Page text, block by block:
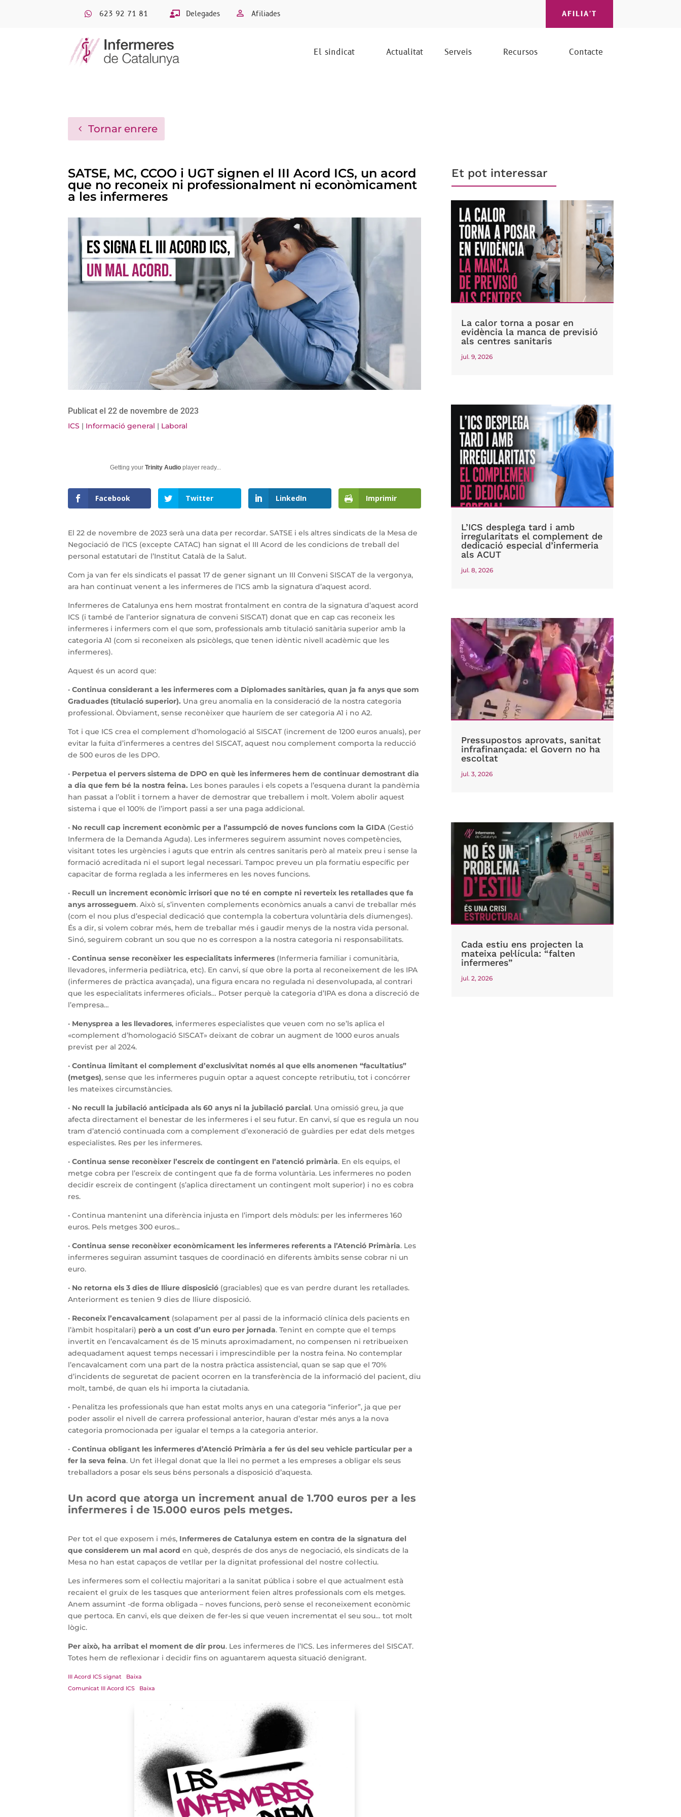
623 92 71 81 Delegades Afiliades AFILIA'T
El sindicat Actualitat Serveis Recursos Contacte
Tornar enrere
SATSE, MC, CCOO i UGT signen el III Acord ICS, un acord
que no reconeix ni professionalment ni econòmicament
a les infermeres
Publicat el 22 de novembre de 2023
ICS | Informació general | Laboral
Getting yourTrinity Audio player ready...
Facebook Twitter LinkedIn Imprimir
El 22 de novembre de 2023 serà una data per recordar. SATSE i els altres sindicats de la Mesa de
Negociació de l’ICS (excepte CATAC) han signat el III Acord de les condicions de treball del
personal estatutari de l’Institut Català de la Salut.
Com ja van fer els sindicats el passat 17 de gener signant un III Conveni SISCAT de la vergonya,
ara han continuat venent a les infermeres de l’ICS amb la signatura d’aquest acord.
Infermeres de Catalunya ens hem mostrat frontalment en contra de la signatura d’aquest acord
ICS (i també de l’anterior signatura de conveni SISCAT) donat que en cap cas reconeix les
infermeres i infermers com el que som, professionals amb titulació sanitària superior amb la
categoria A1 (com si reconeixen als psicòlegs, que tenen idèntic nivell acadèmic que les
infermeres).
Aquest és un acord que:
•Continua considerant a les infermeres com a Diplomades sanitàries, quan ja fa anys que som
Graduades (titulació superior). Una greu anomalia en la consideració de la nostra categoria
professional. Òbviament, sense reconèixer que hauríem de ser categoria A1 i no A2.
Tot i que ICS crea el complement d’homologació al SISCAT (increment de 1200 euros anuals), per
evitar la fuita d’infermeres a centres del SISCAT, aquest nou complement comporta la reducció
de 500 euros de les DPO.
• Perpetua el pervers sistema de DPO en què les infermeres hem de continuar demostrant dia
a dia que fem bé la nostra feina. Les bones paraules i els copets a l’esquena durant la pandèmia
han passat a l’oblit i tornem a haver de demostrar que treballem i molt. Volem abolir aquest
sistema i que el 100% de l’import passi a ser una paga addicional.
• No recull cap increment econòmic per a l’assumpció de noves funcions com la GIDA (Gestió
Infermera de la Demanda Aguda). Les infermeres seguirem assumint noves competències,
visitant totes les urgències i aguts que entrin als centres sanitaris però al mateix preu i sense la
formació acreditada ni el suport legal necessari. Tampoc preveu un pla formatiu específic per
capacitar de forma reglada a les infermeres en les noves funcions.
• Recull un increment econòmic irrisori que no té en compte ni reverteix les retallades que fa
anys arrosseguem. Això sí, s’inventen complements econòmics anuals a canvi de treballar més
(com el nou plus d’especial dedicació que contempla la cobertura voluntària dels diumenges).
És a dir, si volem cobrar més, hem de treballar més i gaudir menys de la nostra vida personal.
Sinó, seguirem cobrant un sou que no es correspon a la nostra categoria ni responsabilitats.
•Continua sense reconèixer les especialitats infermeres (Infermeria familiar i comunitària,
llevadores, infermeria pediàtrica, etc). En canvi, sí que obre la porta al reconeixement de les IPA
(infermeres de pràctica avançada), una figura encara no regulada ni desenvolupada, al contrari
que les especialitats infermeres oficials… Potser perquè la categoria d’IPA es dona a discreció de
l’empresa…
• Menysprea a les llevadores, infermeres especialistes que veuen com no se’ls aplica el
«complement d’homologació SISCAT» deixant de cobrar un augment de 1000 euros anuals
previst per al 2024.
•Continua limitant el complement d’exclusivitat només al que ells anomenen “facultatius”
(metges), sense que les infermeres puguin optar a aquest concepte retributiu, tot i concórrer
les mateixes circumstàncies.
• No recull la jubilació anticipada als 60 anys ni la jubilació parcial. Una omissió greu, ja que
afecta directament el benestar de les infermeres i el seu futur. En canvi, sí que es regula un nou
tram d’atenció continuada com a complement d’exoneració de guàrdies per edat dels metges
especialistes. Res per les infermeres.
•Continua sense reconèixer l’escreix de contingent en l’atenció primària. En els equips, el
metge cobra per l’escreix de contingent que fa de forma voluntària. Les infermeres no poden
decidir escreix de contingent (s’aplica directament un contingent molt superior) i no es cobra
res.
• Continua mantenint una diferència injusta en l’import dels mòduls: per les infermeres 160
euros. Pels metges 300 euros…
•Continua sense reconèixer econòmicament les infermeres referents a l’Atenció Primària. Les
infermeres seguiran assumint tasques de coordinació en diferents àmbits sense cobrar ni un
euro.
• No retorna els 3 dies de lliure disposició (graciables) que es van perdre durant les retallades.
Anteriorment es tenien 9 dies de lliure disposició.
• Reconeix l’encavalcament (solapament per al passi de la informació clínica dels pacients en
l’àmbit hospitalari) però a un cost d’un euro per jornada. Tenint en compte que el temps
invertit en l’encavalcament és de 15 minuts aproximadament, no compensen ni retribueixen
adequadament aquest temps necessari i imprescindible per la nostra feina. No contemplar
l’encavalcament com una part de la nostra pràctica assistencial, quan se sap que el 70%
d’incidents de seguretat de pacient ocorren en la transferència de la informació del pacient, diu
molt, també, de quan els hi importa la ciutadania.
• Penalitza les professionals que han estat molts anys en una categoria “inferior”, ja que per
poder assolir el nivell de carrera professional anterior, hauran d’estar més anys a la nova
categoria promocionada per igualar el temps a la categoria anterior.
•Continua obligant les infermeres d’Atenció Primària a fer ús del seu vehicle particular per a
fer la seva feina. Un fet il·legal donat que la llei no permet a les empreses a obligar els seus
treballadors a posar els seus béns personals a disposició d’aquesta.
Un acord que atorga un increment anual de 1.700 euros per a les
infermeres i de 15.000 euros pels metges.
Per tot el que exposem i més, Infermeres de Catalunya estem en contra de la signatura del
que considerem un mal acorden què, després de dos anys de negociació, els sindicats de la
Mesa no han estat capaços de vetllar per la dignitat professional del nostre col·lectiu.
Les infermeres som el col·lectiu majoritari a la sanitat pública i sobre el que actualment està
recaient el gruix de les tasques que anteriorment feien altres professionals com els metges.
Anem assumint -de forma obligada – noves funcions, però sense el reconeixement econòmic
que pertoca. En canvi, els que deixen de fer-les si que veuen incrementat el seu sou… tot molt
lògic.
Per això, ha arribat el moment de dir prou. Les infermeres de l’ICS. Les infermeres del SISCAT.
Totes hem de reflexionar i decidir fins on aguantarem aquesta situació denigrant.
III Acord ICS signat
Baixa
Comunicat III Acord ICS
Baixa
Et pot interessar
La calor torna a posar en
evidència la manca de previsió
als centres sanitaris
jul. 9, 2026
L’ICS desplega tard i amb
irregularitats el complement de
dedicació especial d’infermeria
als ACUT
jul. 8, 2026
Pressupostos aprovats, sanitat
infrafinançada: el Govern no ha
escoltat
jul. 3, 2026
Cada estiu ens projecten la
mateixa pel·lícula: “falten
infermeres”
jul. 2, 2026